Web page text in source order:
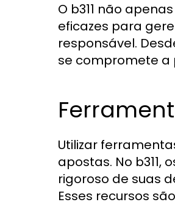
O b311 não
eficazes para
responsável.
se compromete a
Utilizar
apostas. No
rigoroso de suas
Esses recursos